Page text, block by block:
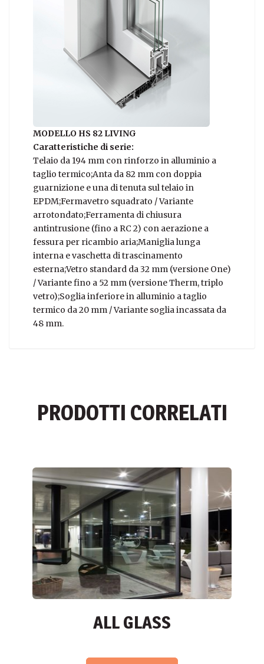
MODELLO HS 82 LIVING
Caratteristiche di serie:
Telaio da 194 mm con rinforzo in alluminio a
taglio termico;Anta da 82 mm con doppia
guarnizione e una di tenuta sul telaio in
EPDM;Fermavetro squadrato / Variante
arrotondato;Ferramenta di chiusura
antintrusione (fino a RC 2) con aerazione a
fessura per ricambio aria;Maniglia lunga
interna e vaschetta di trascinamento
esterna;Vetro standard da 32 mm (versione One)
/ Variante fino a 52 mm (versione Therm, triplo
vetro);Soglia inferiore in alluminio a taglio
termico da 20 mm / Variante soglia incassata da
48 mm.
PRODOTTI CORRELATI
ALL GLASS